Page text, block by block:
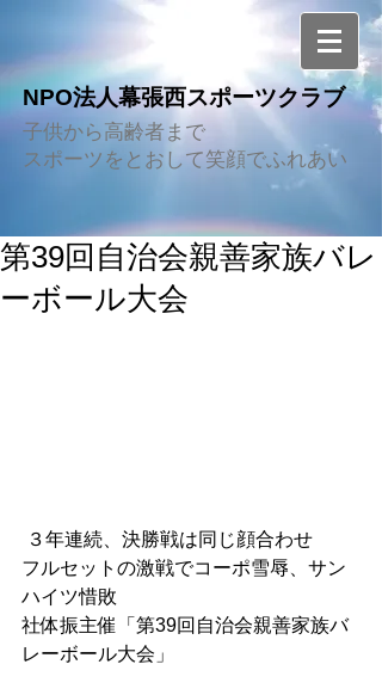
NPO法人幕張西スポーツクラブ
子供から高齢者まで
スポーツをとおして笑顔でふれあい
第39回自治会親善家族バレ
ーボール大会
３年連続、決勝戦は同じ顔合わせ
フルセットの激戦でコーポ雪辱、サン
ハイツ惜敗
社体振主催「第39回自治会親善家族バ
レーボール大会」